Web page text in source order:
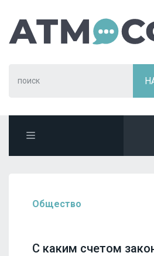
Общество
С каким счетом